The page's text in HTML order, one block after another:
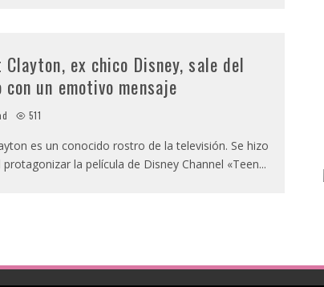
ex chico Disney, sale del
con un emotivo mensaje
511
es un conocido rostro de la televisión. Se hizo
la película de Disney Channel «Teen...